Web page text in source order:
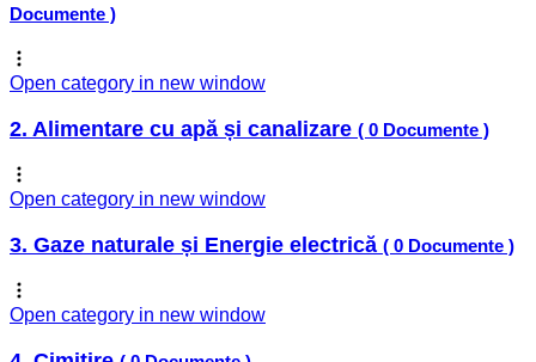
Documente )
Open category in new window
2. Alimentare cu apă și canalizare ( 0 Documente )
Open category in new window
3. Gaze naturale și Energie electrică ( 0 Documente )
Open category in new window